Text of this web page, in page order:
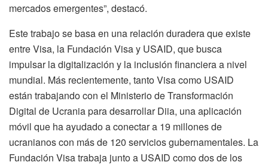
mercados emergentes”, destacó.
Este trabajo se basa en una relación duradera que existe
entre Visa, la Fundación Visa y USAID, que busca
impulsar la digitalización y la inclusión financiera a nivel
mundial. Más recientemente, tanto Visa como USAID
están trabajando con el Ministerio de Transformación
Digital de Ucrania para desarrollar Diia, una aplicación
móvil que ha ayudado a conectar a 19 millones de
ucranianos con más de 120 servicios gubernamentales. La
Fundación Visa trabaja junto a USAID como dos de los